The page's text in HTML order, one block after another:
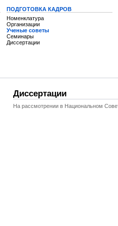
ПОДГОТОВКА КАДРОВ
Номенклатура
Организации
Ученые советы
Семинары
Диссертации
Диссертации
На рассмотрении в Национальном